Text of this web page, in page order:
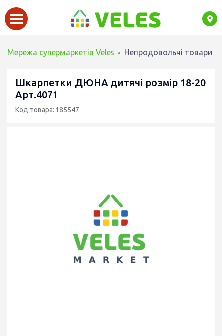
Мережа супермаркетів Veles Непродовольчі товари
Шкарпетки ДЮНА дитячі розмір 18-20
Арт.4071
Код товара: 185547